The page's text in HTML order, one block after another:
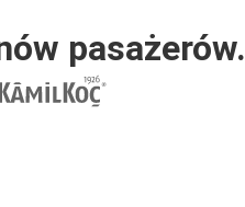
pasażerów.